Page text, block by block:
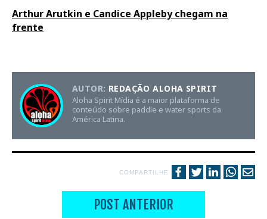
Arthur Arutkin e Candice Appleby chegam na
frente
AUTOR: REDAÇÃO ALOHA SPIRIT
Aloha Spirit Mídia é a maior plataforma de
conteúdo sobre paddle e water sports da
América Latina.
COMPARTILHE
POST ANTERIOR